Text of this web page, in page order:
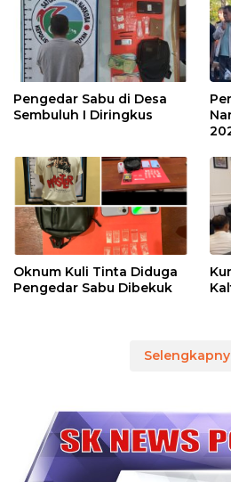
Pengedar Sabu di Desa
Sembuluh I Diringkus
Oknum Kuli Tinta Diduga
Pengedar Sabu Dibekuk